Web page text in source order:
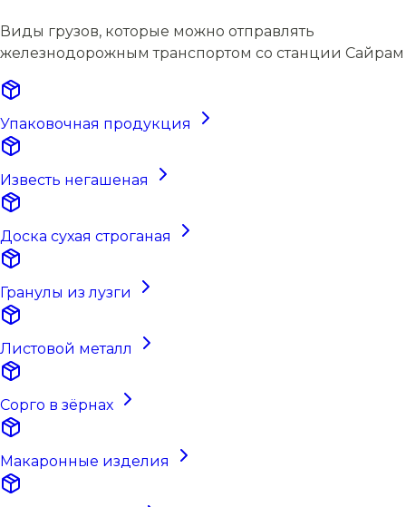
Виды грузов, которые можно отправлять
железнодорожным транспортом со станции Сайрам
Упаковочная продукция
Известь негашеная
Доска сухая строганая
Гранулы из лузги
Листовой металл
Сорго в зёрнах
Макаронные изделия